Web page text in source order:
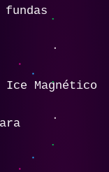
Ice Magnético